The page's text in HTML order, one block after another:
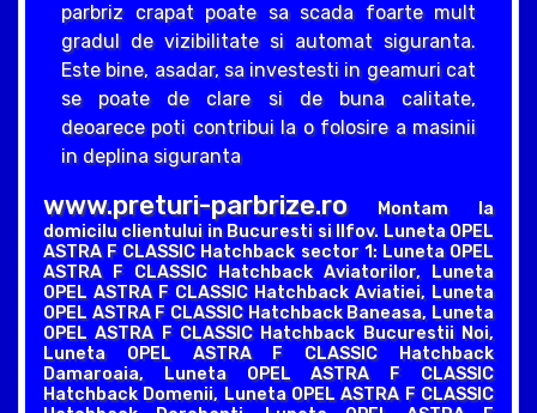
parbriz crapat poate sa scada foarte mult
gradul de vizibilitate si automat siguranta.
Este bine, asadar, sa investesti in geamuri cat
se poate de clare si de buna calitate,
deoarece poti contribui la o folosire a masinii
in deplina siguranta
www.preturi-parbrize.roMontam la
domicilu clientului in Bucuresti si Ilfov. Luneta OPEL
ASTRA F CLASSIC Hatchback sector 1: Luneta OPEL
ASTRA F CLASSIC Hatchback Aviatorilor, Luneta
OPEL ASTRA F CLASSIC Hatchback Aviatiei, Luneta
OPEL ASTRA F CLASSIC Hatchback Baneasa, Luneta
OPEL ASTRA F CLASSIC Hatchback Bucurestii Noi,
Luneta OPEL ASTRA F CLASSIC Hatchback
Damaroaia, Luneta OPEL ASTRA F CLASSIC
Hatchback Domenii, Luneta OPEL ASTRA F CLASSIC